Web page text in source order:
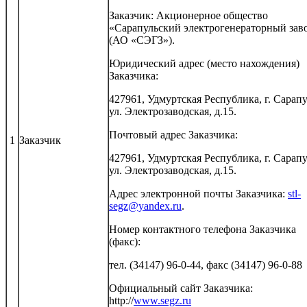
1 Заказчик
Заказчик: Акционерное общество
«Сарапульский электрогенераторный
(АО «СЭГЗ»).
Юридический адрес (место нахождения)
Заказчика:
427961, Удмуртская Республика, г.
ул. Электрозаводская, д.15.
Почтовый адрес Заказчика:
427961, Удмуртская Республика, г.
ул. Электрозаводская, д.15.
Адрес электронной почты Заказчика: stl-
segz@yandex.ru.
Номер контактного телефона Заказчика
(факс):
тел. (34147) 96-0-44, факс (34147) 96-0-88
Официальный сайт Заказчика:
http://www.segz.ru